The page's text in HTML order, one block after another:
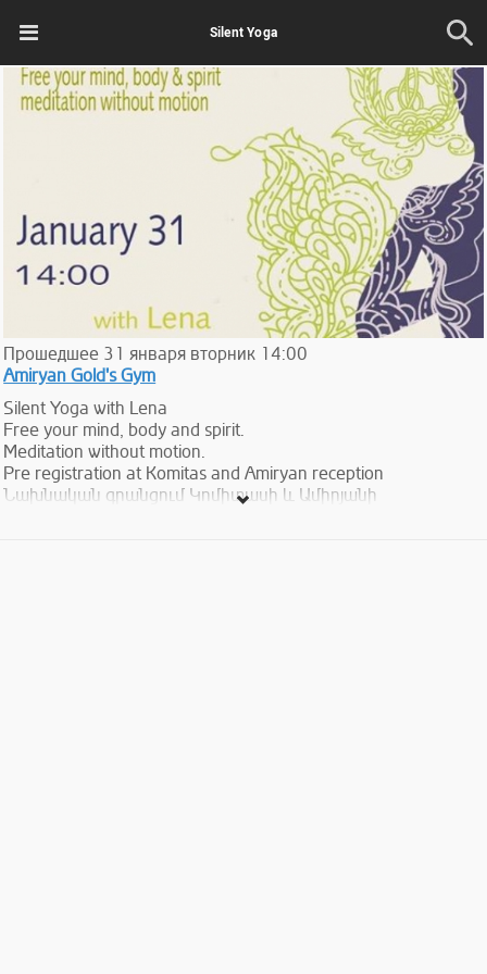
Silent Yoga
Прошедшее 31 января вторник 14:00
Amiryan Gold's Gym
Silent Yoga with Lena
Free your mind, body and spirit.
Meditation without motion.
Pre registration at Komitas and Amiryan reception
Նախնական գրանցում Կոմիտասի և Ամիրյանի